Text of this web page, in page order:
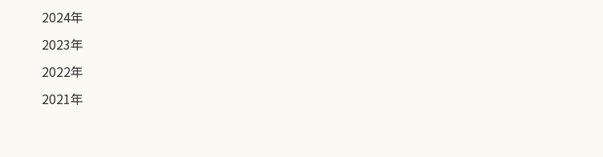
2024年
2023年
2022年
2021年